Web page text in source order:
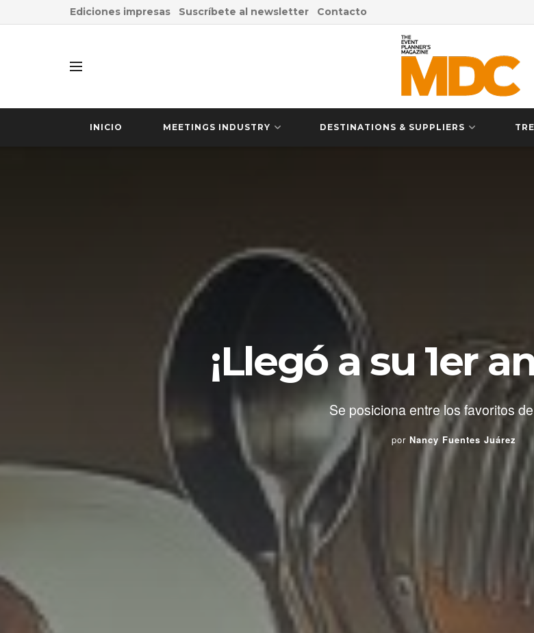
Ediciones impresas Suscríbete al newsletter Contacto
INICIO MEETINGS INDUSTRY DESTINATIONS & SUPPLIERS
¡Llegó a su 1er
Se posiciona entre los favoritos
por Nancy Fuentes Juárez